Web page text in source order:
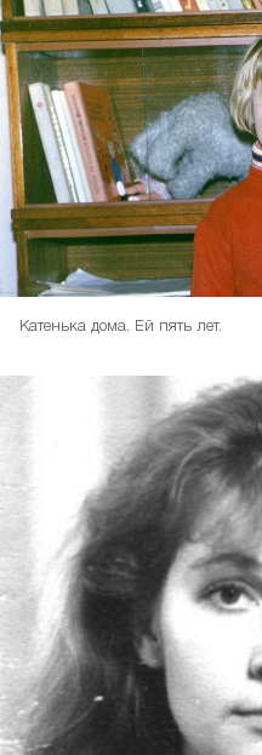
Катенька дома. Ей пять лет.